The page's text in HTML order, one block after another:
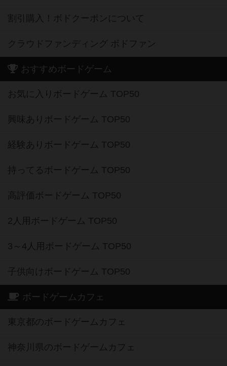
割引購入！ボドクーポンについて
クラウドファンディング ボドファン
おすすめボードゲーム
お気に入りボードゲーム TOP50
興味ありボードゲーム TOP50
経験ありボードゲーム TOP50
持ってるボードゲーム TOP50
高評価ボードゲーム TOP50
2人用ボードゲーム TOP50
3～4人用ボードゲーム TOP50
子供向けボードゲーム TOP50
ボードゲームカフェ
東京都のボードゲームカフェ
神奈川県のボードゲームカフェ